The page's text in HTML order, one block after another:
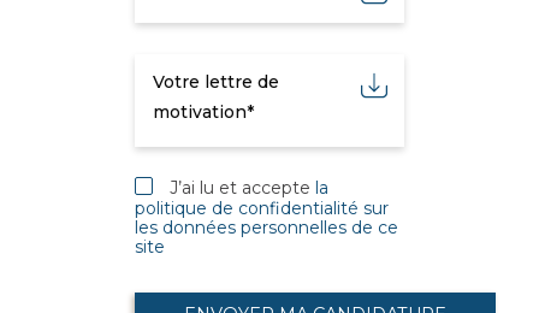
Votre lettre de
motivation*
J’ai lu et accepte la
politique de confidentialité sur
les données personnelles de ce
site